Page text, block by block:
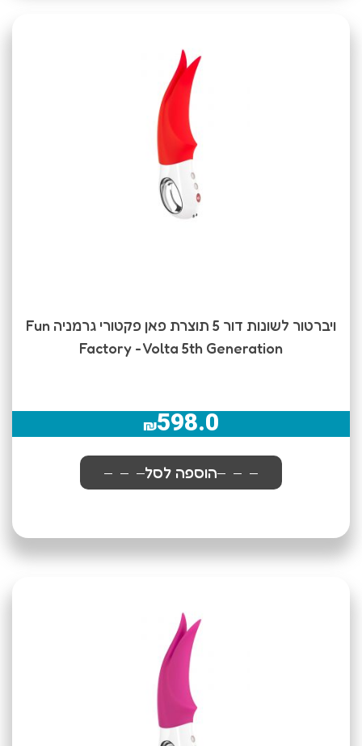
ויברטור לשונות דור 5 תוצרת פאן פקטורי גרמניה Fun
Factory - Volta 5th Generation
₪598.0
הוספה לסל